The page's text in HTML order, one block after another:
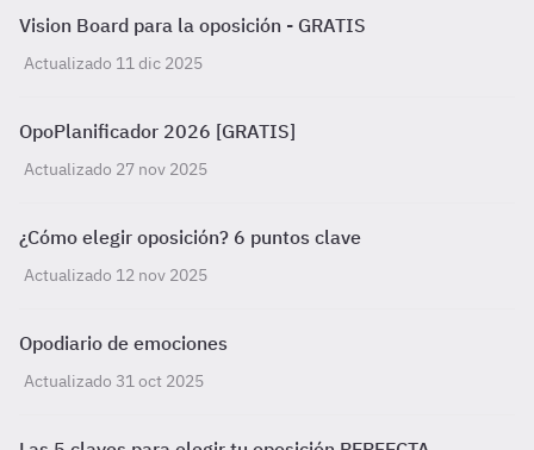
Vision Board para la oposición - GRATIS
Actualizado 11 dic 2025
OpoPlanificador 2026 [GRATIS]
Actualizado 27 nov 2025
¿Cómo elegir oposición? 6 puntos clave
Actualizado 12 nov 2025
Opodiario de emociones
Actualizado 31 oct 2025